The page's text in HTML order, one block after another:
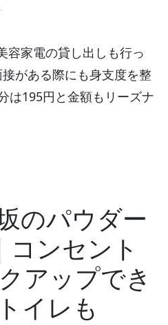
容家電の貸し出しも行っ
がある際にも身支度を整
は195円と金額もリーズナ
のパウダー
コンセント
アップでき
イレも